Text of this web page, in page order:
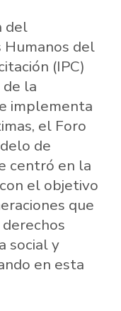
del
del
(IPC)
de la
implementa
el Foro
de
centró en la
el objetivo
que
social y
en esta